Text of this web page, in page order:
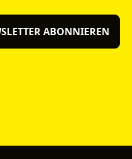
ABONNIEREN